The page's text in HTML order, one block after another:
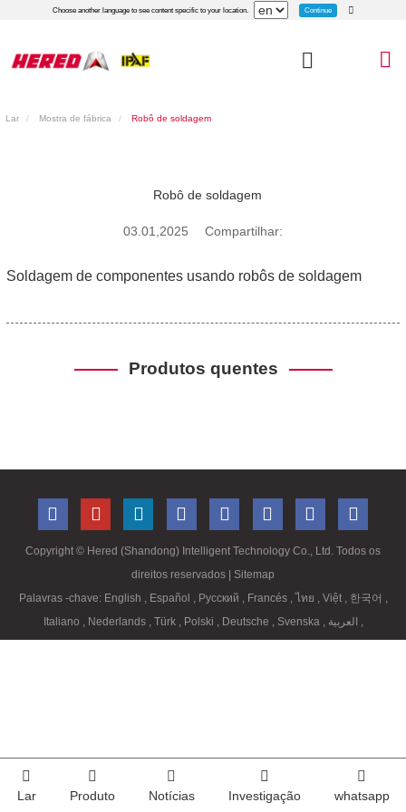
Choose another language to see content specific to your location. Continue
Lar Mostra de fábrica Robô de soldagem
Robô de soldagem
03.01,2025 Compartilhar:
Soldagem de componentes usando robôs de soldagem
Produtos quentes
Copyright © Hered (Shandong) Intelligent Technology Co., Ltd. Todos os
direitos reservados | Sitemap
Palavras -chave: English Español Русский Francés ,ไทย Việt 한국어
Italiano
Nederlands Türk Polski Deutsche Svenska
Lar Produto Notícias Investigação whatsapp